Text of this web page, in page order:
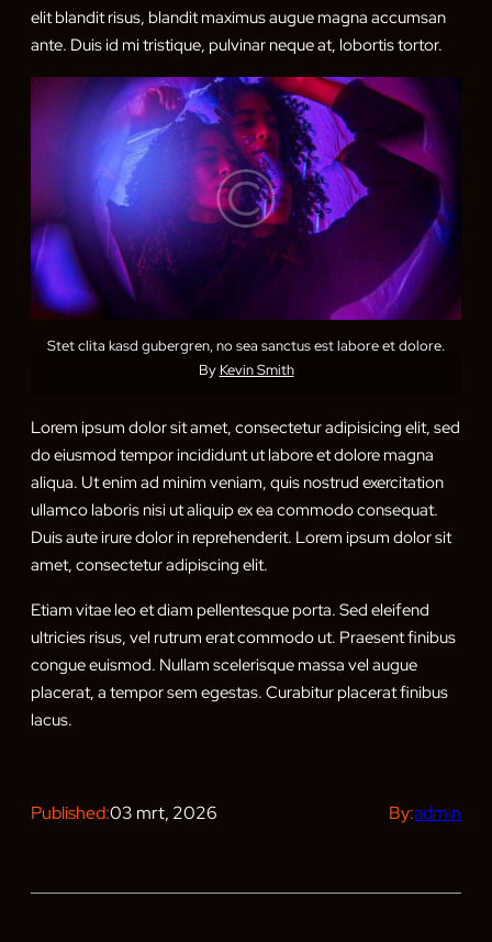
elit blandit risus, blandit maximus augue magna accumsan
ante. Duis id mi tristique, pulvinar neque at, lobortis tortor.
Stet clita kasd gubergren, no sea sanctus est labore et dolore.
By Kevin Smith
Lorem ipsum dolor sit amet, consectetur adipisicing elit, sed
do eiusmod tempor incididunt ut labore et dolore magna
aliqua. Ut enim ad minim veniam, quis nostrud exercitation
ullamco laboris nisi ut aliquip ex ea commodo consequat.
Duis aute irure dolor in reprehenderit. Lorem ipsum dolor sit
amet, consectetur adipiscing elit.
Etiam vitae leo et diam pellentesque porta. Sed eleifend
ultricies risus, vel rutrum erat commodo ut. Praesent finibus
congue euismod. Nullam scelerisque massa vel augue
placerat, a tempor sem egestas. Curabitur placerat finibus
lacus.
Published:03 mrt, 2026 By:admin